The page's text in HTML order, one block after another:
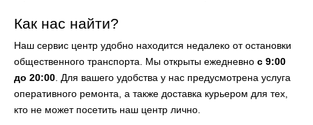
Как нас найти?
Наш сервис центр удобно находится недалеко от остановки
общественного транспорта. Мы открыты ежедневно с 9:00
до 20:00 . Для вашего удобства у нас предусмотрена услуга
оперативного ремонта, а также доставка курьером для тех,
кто не может посетить наш центр лично.